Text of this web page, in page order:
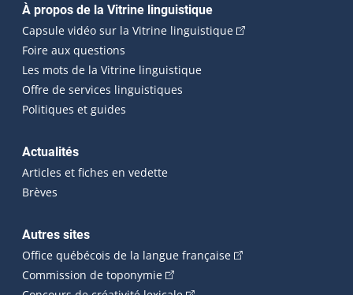
Navigation principale
À propos de la Vitrine linguistique
Capsule vidéo sur la Vitrine linguistique(Cet hyperlien
Foire aux questions
Les mots de la Vitrine linguistique
Offre de services linguistiques
Politiques et guides
Actualités
Articles et fiches en vedette
Brèves
Autres sites
Office québécois de la langue française(Cet hyperlien
Commission de toponymie(Cet hyperlien externe s'ouvrira